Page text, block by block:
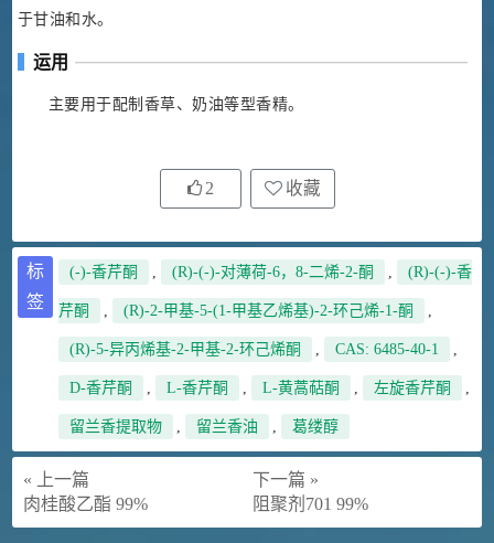
于甘油和水。
运用
主要用于配制香草、奶油等型香精。
2 收藏
标
签
(-)-香芹酮 , (R)-(-)-对薄荷-6，8-二烯-2-酮 , (R)-(-)-香
芹酮 , (R)-2-甲基-5-(1-甲基乙烯基)-2-环己烯-1-酮 ,
(R)-5-异丙烯基-2-甲基-2-环己烯酮 , CAS: 6485-40-1 ,
D-香芹酮 , L-香芹酮 , L-黄蒿萜酮 , 左旋香芹酮 ,
留兰香提取物 , 留兰香油 , 葛缕醇
« 上一篇
肉桂酸乙酯 99%
下一篇 »
阻聚剂701 99%